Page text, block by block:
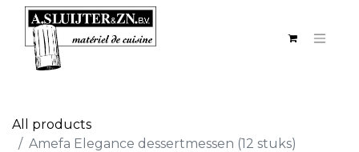
All products
Amefa Elegance dessertmessen (12 stuks)